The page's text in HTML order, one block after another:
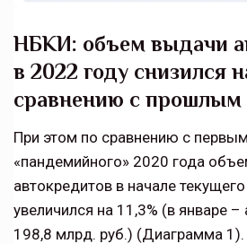
НБКИ: объем выдачи
в 2022 году снизился
сравнению с прошлым
При этом по сравнению с
«пандемийного» 2020 года
автокредитов в начале
увеличился на 11,3% (в январе
198,8 млрд. руб.) (Диаграмма 1).